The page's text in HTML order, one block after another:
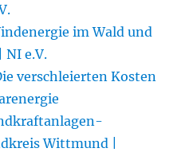
im Wald und
NI e.V.
verschleierten Kosten
Wittmund |